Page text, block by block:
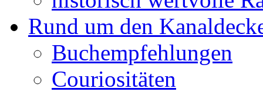
Rund um den
Buchempfehlungen
Couriositäten